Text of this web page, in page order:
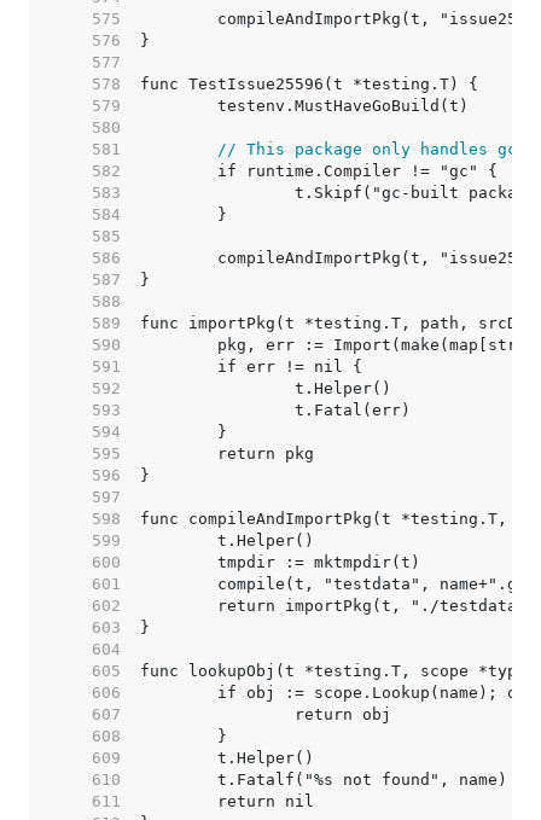
   575
   576
   577
   578
   579
   580
   581
// This package only handles gc
   582
   583
   584
   585
   586
   587
   588
   589
   590
   591
   592
   593
   594
   595
   596
   597
   598
   599
   600
   601
   602
   603
   604
   605
   606
   607
   608
   609
   610
   611